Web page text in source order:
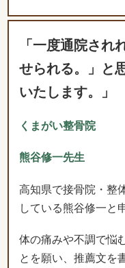
いたします。」
熊谷修一先生
高知県で接骨院・整
とを願い、推薦文を
か？」といいますと
ウンセリングと、痛